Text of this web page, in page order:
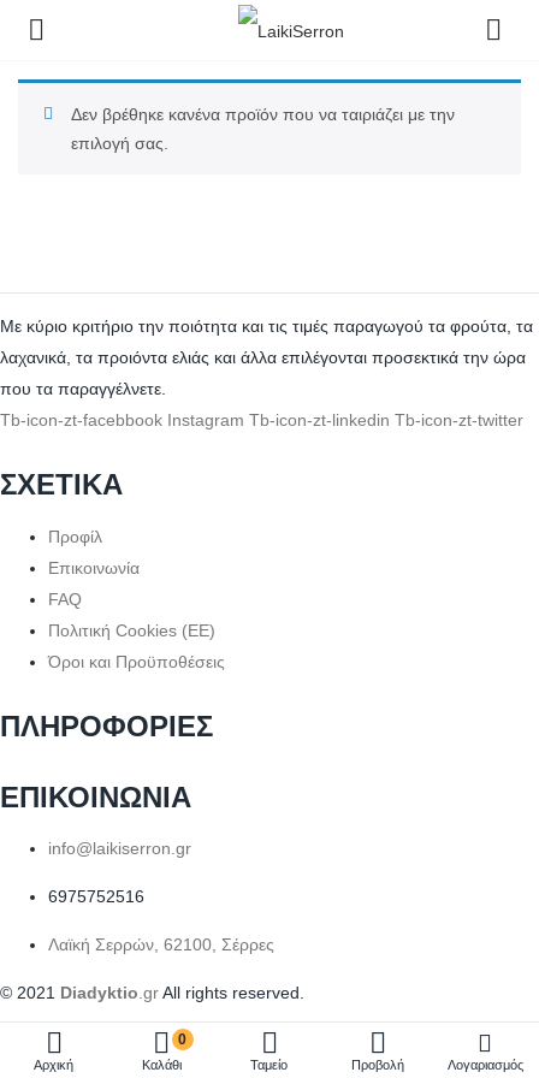
Αρχική
0
Καλάθι Ταμείο Προβολή Λογαριασμός
Δεν βρέθηκε κανένα προϊόν που να ταιριάζει με την
επιλογή σας.
Με κύριο κριτήριο την ποιότητα και τις τιμές παραγωγού τα φρούτα, τα
λαχανικά, τα προιόντα ελιάς και άλλα επιλέγονται προσεκτικά την ώρα
που τα παραγγέλνετε.
Tb-icon-zt-facebbook Instagram Tb-icon-zt-linkedin Tb-icon-zt-twitter
ΣΧΕΤΙΚΑ
Προφίλ
Επικοινωνία
FAQ
Πολιτική Cookies (ΕΕ)
Όροι και Προϋποθέσεις
ΠΛΗΡΟΦΟΡΙΕΣ
ΕΠΙΚΟΙΝΩΝΙΑ
info@laikiserron.gr
6975752516
Λαϊκή Σερρών, 62100, Σέρρες
© 2021 Diadyktio .grAll rights reserved.